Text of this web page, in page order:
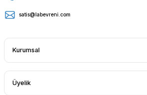
satis@labevreni.com
Kurumsal
Üyelik